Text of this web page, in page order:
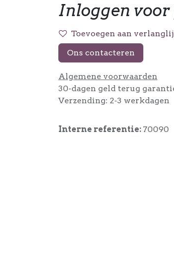
Inloggen
Toevoegen aan
Ons contacteren
Algemene voorwaarden
30-dagen geld terug
Verzending: 2-3 werkdagen
Interne referentie: 70090